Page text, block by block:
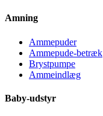
Amning
Ammepuder
Ammepude-betræk
Brystpumpe
Ammeindlæg
Baby-udstyr